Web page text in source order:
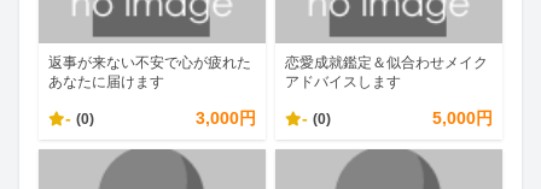
返事が来ない不安で心が疲れた
あなたに届けます
- (0) 3,000円
恋愛成就鑑定＆似合わせメイク
アドバイスします
- (0) 5,000円